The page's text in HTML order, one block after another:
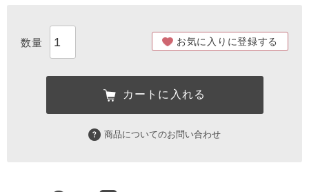
お気に入りに登録する
カートに入れる
商品についてのお問い合わせ